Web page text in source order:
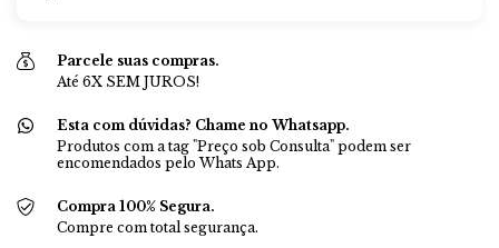
Parcele suas compras.
Até 6X SEM JUROS!
Esta com dúvidas? Chame no Whatsapp.
Produtos com a tag "Preço sob Consulta" podem ser
encomendados pelo Whats App.
Compra 100% Segura.
Compre com total segurança.